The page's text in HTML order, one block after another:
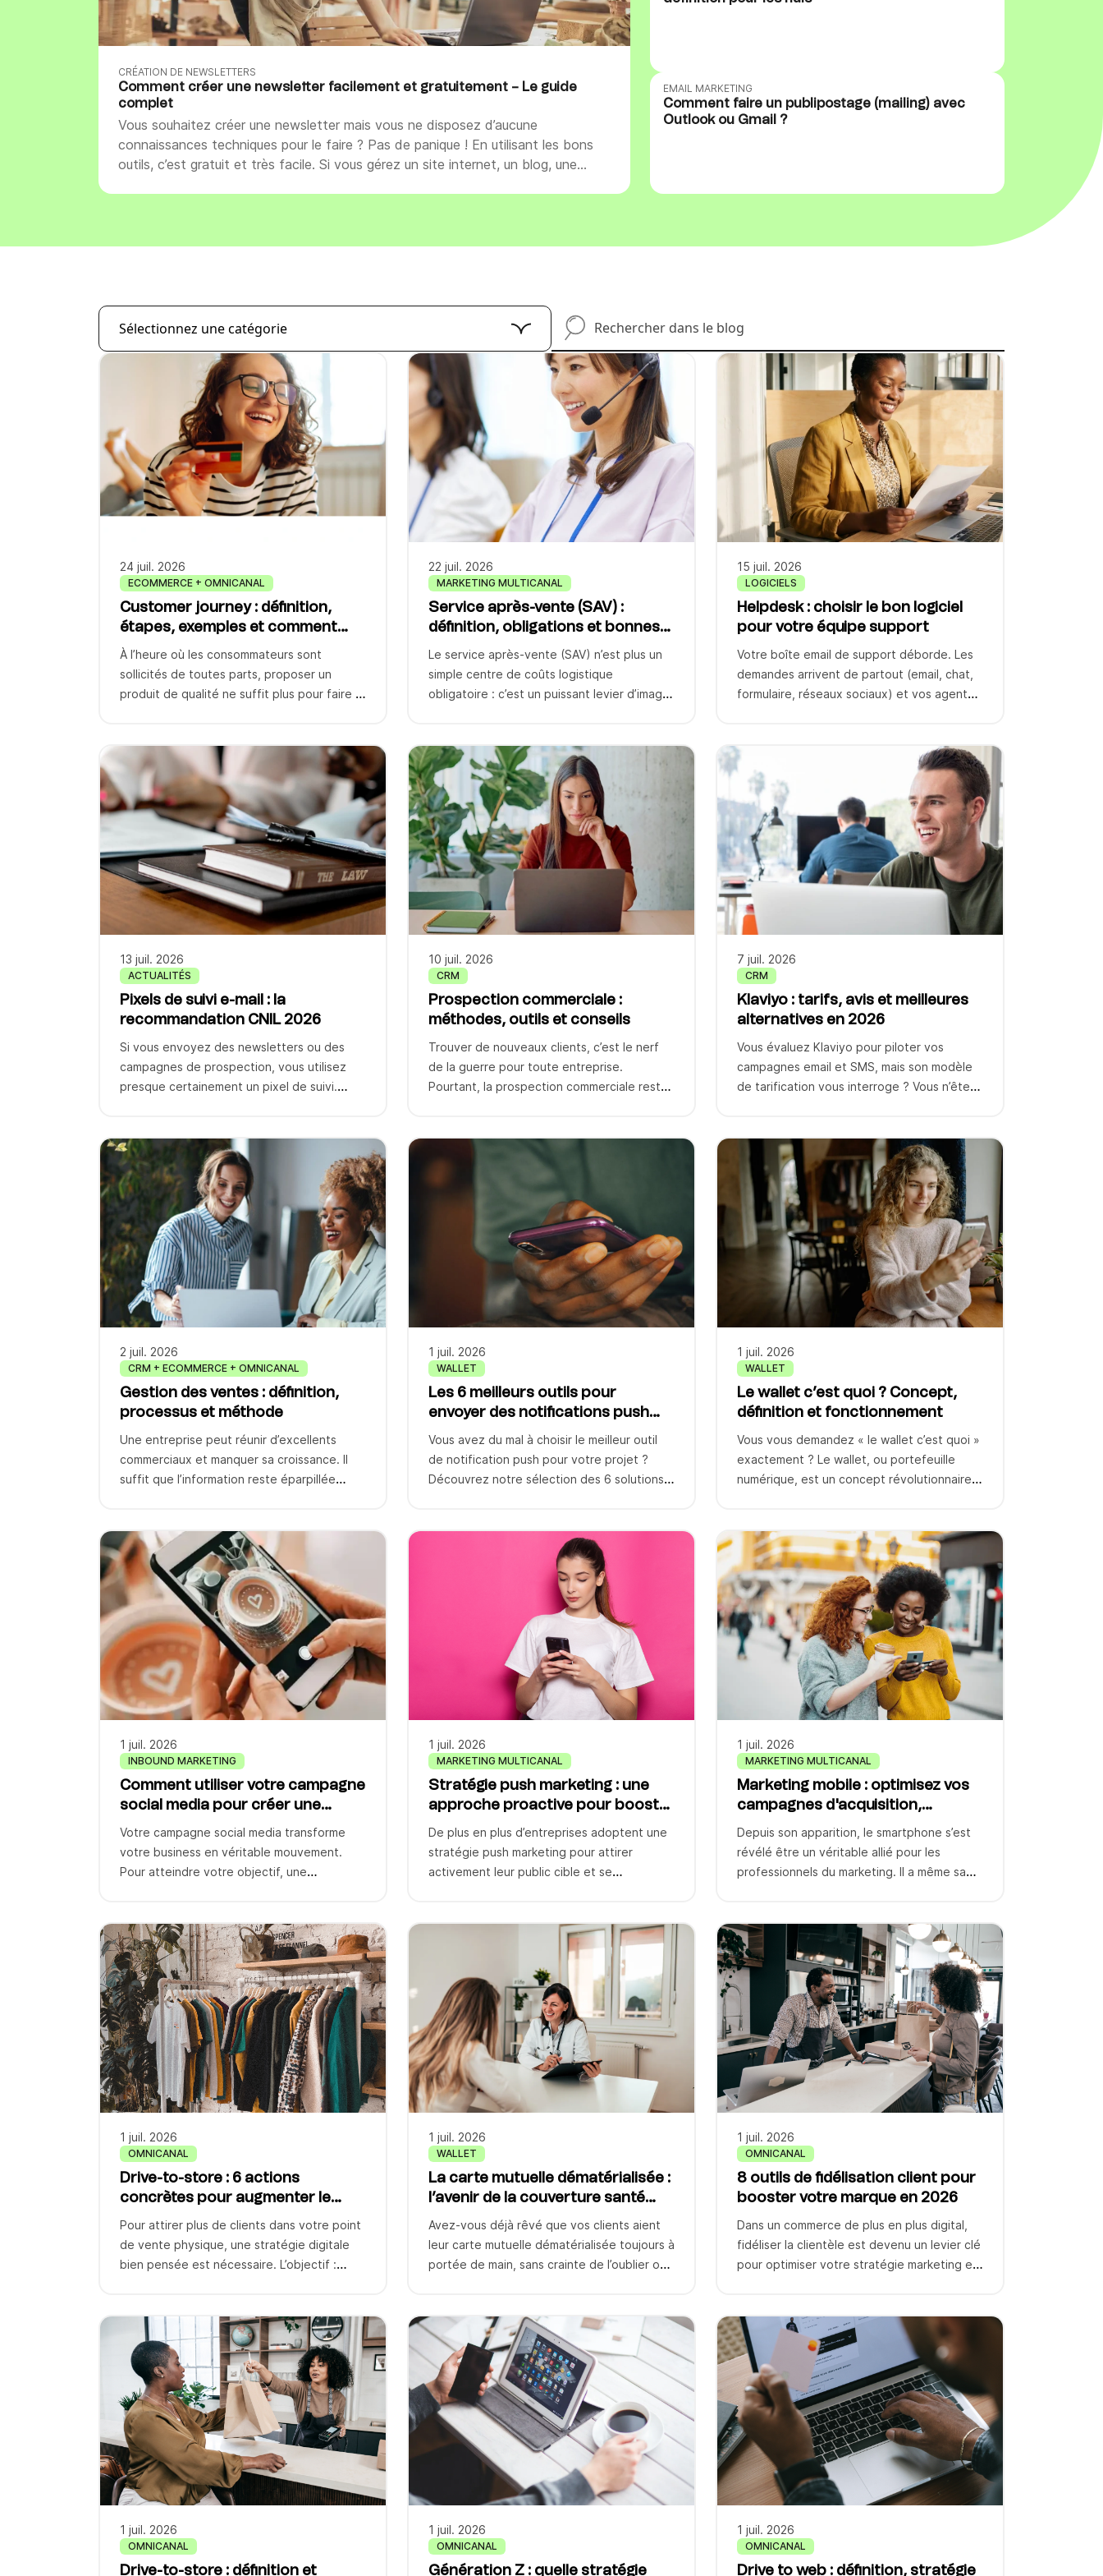
Intégrations
Connectez Brevo à plus de 150 outils numériques
comme Shopify, WordPress, Stripe, Zapier, etc.
Téléphone
CRÉATION DE NEWSLETTERS
Comment créer une newsletter facilement et gratuitement – Le guide
complet
Vous souhaitez créer une newsletter mais vous ne disposez d’aucune
connaissances techniques pour le faire ? Pas de panique ! En utilisant les bons
outils, c’est gratuit et très facile. Si vous gérez un site internet, un blog, une
EMAIL MARKETING
Comment faire un publipostage (mailing) avec
Outlook ou Gmail ?
Sélectionnez une catégorie rechercher-dans-le-blog
24 juil. 2026
ECOMMERCE + OMNICANAL
Customer journey : définition,
étapes, exemples et comment
l'automatiser
À l’heure où les consommateurs sont
sollicités de toutes parts, proposer un
produit de qualité ne suffit plus pour faire la
proposez. Ce qui compte, c’est la
cohérence et la fluidité de chaque
interaction entre votre marque et vos
clients, du premier point de […]
22 juil. 2026
MARKETING MULTICANAL
Service après-vente (SAV) :
définition, obligations et bonnes
pratiques
Le service après-vente (SAV) n’est plus un
simple centre de coûts logistique
obligatoire : c’est un puissant levier d’image
sur les outils en self-service pour absorber
les demandes après-achat. Pourtant,
seulement 14 % des problèmes clients y
sont entièrement résolus, selon une
enquête Gartner publiée […]
15 juil. 2026
LOGICIELS
Helpdesk : choisir le bon logiciel
pour votre équipe support
Votre boîte email de support déborde. Les
demandes arrivent de partout (email, chat,
formulaire, réseaux sociaux) et vos agents
sont traitées deux fois. Et personne n’a
vraiment de visibilité sur le temps de
réponse moyen. Si ce tableau vous parle,
c’est le […]
13 juil. 2026
ACTUALITÉS
Pixels de suivi e-mail : la
recommandation CNIL 2026
Si vous envoyez des newsletters ou des
campagnes de prospection, vous utilisez
presque certainement un pixel de suivi.
ouvert vos messages, quand et sur quel
appareil. Mais la donne change : depuis sa
recommandation du 14 avril 2026, la CNIL […]
10 juil. 2026
CRM
Prospection commerciale :
méthodes, outils et conseils
Trouver de nouveaux clients, c’est le nerf
de la guerre pour toute entreprise.
Pourtant, la prospection commerciale reste
par les dirigeants qui peinent à la
systématiser, et par les équipes marketing
qui ne savent pas toujours où leur rôle
7 juil. 2026
CRM
Klaviyo : tarifs, avis et meilleures
alternatives en 2026
Vous évaluez Klaviyo pour piloter vos
campagnes email et SMS, mais son modèle
de tarification vous interroge ? Vous n’êtes
Klaviyo à d’autres solutions avant de
s’engager et les questions sur le coût réel
reviennent systématiquement. Dans cet
article, nous passons en revue les […]
2 juil. 2026
CRM + ECOMMERCE + OMNICANAL
Gestion des ventes : définition,
processus et méthode
Une entreprise peut réunir d’excellents
commerciaux et manquer sa croissance. Il
suffit que l’information reste éparpillée
sert justement à éviter ça : elle organise et
pilote tout ce qui mène un prospect jusqu’à
l’achat, puis à la fidélité. Pour une […]
1 juil. 2026
WALLET
Les 6 meilleurs outils pour
envoyer des notifications push
(Web & Mobile)
Vous avez du mal à choisir le meilleur outil
de notification push pour votre projet ?
Découvrez notre sélection des 6 solutions
des fonctionnalités uniques pour segmenter
vos campagnes, automatiser vos envois et
augmenter votre taux de conversion. Vous
1 juil. 2026
WALLET
Le wallet c’est quoi ? Concept,
définition et fonctionnement
Vous vous demandez « le wallet c’est quoi »
exactement ? Le wallet, ou portefeuille
numérique, est un concept révolutionnaire
quotidien. Ce porte-monnaie électronique
offre une solution moderne pour stocker et
utiliser divers moyens de paiement et
documents importants sur votre téléphone
mobile. […]
1 juil. 2026
INBOUND MARKETING
Comment utiliser votre campagne
social media pour créer une
communauté loyale ?
Votre campagne social media transforme
votre business en véritable mouvement.
Pour atteindre votre objectif, une
Facebook, Instagram, YouTube, TikTok :
chaque canal devient un champ de bataille
où votre expertise fait la différence ! Du
livre blanc aux campagnes d’influence, du
community management aux Facebook […]
1 juil. 2026
MARKETING MULTICANAL
Stratégie push marketing : une
approche proactive pour booster
votre notoriété
De plus en plus d’entreprises adoptent une
stratégie push marketing pour attirer
activement leur public cible et se
à attirer naturellement les prospects, cette
méthode proactive pousse directement
l’offre vers les consommateurs via
différents canaux de communication. Bien
que plus intrusive que le […]
1 juil. 2026
MARKETING MULTICANAL
Marketing mobile : optimisez vos
campagnes d'acquisition,
maximisez votre ROI
Depuis son apparition, le smartphone s’est
révélé être un véritable allié pour les
professionnels du marketing. Il a même sa
techniques de marketing digital utilisées
pour communiquer avec le public cible via un
appareil mobile. Cette approche permet
d’envoyer des messages publicitaires
adaptés […]
1 juil. 2026
OMNICANAL
Drive-to-store : 6 actions
concrètes pour augmenter le
trafic en magasin
Pour attirer plus de clients dans votre point
de vente physique, une stratégie digitale
bien pensée est nécessaire. L’objectif :
les réseaux sociaux, puis transformer ces
visiteurs en ligne en clients réels ! Cette
approche drive-to-store combine
campagnes marketing ciblées, présence […]
1 juil. 2026
WALLET
La carte mutuelle dématérialisée :
l’avenir de la couverture santé
dans le smartphone
Avez-vous déjà rêvé que vos clients aient
leur carte mutuelle dématérialisée toujours à
portée de main, sans crainte de l’oublier ou
mobile permet à vos clients de présenter
directement leurs données d’assurance
maladie complémentaire chez le médecin ou
dans les centres médicaux. Il suffit […]
1 juil. 2026
OMNICANAL
8 outils de fidélisation client pour
booster votre marque en 2026
Dans un commerce de plus en plus digital,
fidéliser la clientèle est devenu un levier clé
pour optimiser votre stratégie marketing et
et logiciels CRM disponibles, il est essentiel
de choisir les meilleurs outils de fidélisation
adaptés à vos objectifs […]
1 juil. 2026
OMNICANAL
Drive-to-store : définition et
1 juil. 2026
OMNICANAL
Génération Z : quelle stratégie
1 juil. 2026
OMNICANAL
Drive to web : définition, stratégie